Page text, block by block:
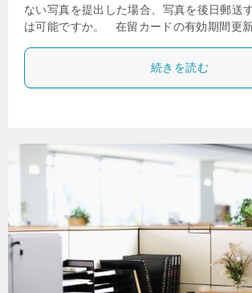
ない写真を提出した場合、写真を後日郵送
は可能ですか。 在留カードの有効期間更
続きを読む